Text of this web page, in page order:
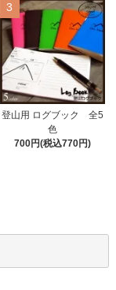
3
登山用 ログブック 全5
色
700円(税込770円)